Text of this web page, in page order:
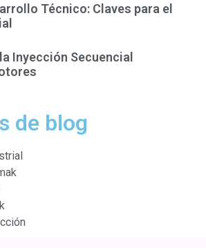
Técnico: Claves para el
Inyección Secuencial
de blog